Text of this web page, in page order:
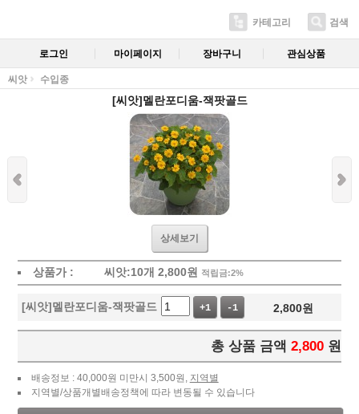
카테고리 검색
로그인 마이페이지 장바구니 관심상품
씨앗 수입종
[씨앗]멜란포디움-잭팟골드
상세보기
상품가 : 씨앗:10개 2,800원 적립금:2%
[씨앗]멜란포디움-잭팟골드 +1 -1 2,800원
총 상품 금액 2,800 원
배송정보 : 40,000원 미만시 3,500원, 지역별
지역별/상품개별배송정책에 따라 변동될 수 있습니다